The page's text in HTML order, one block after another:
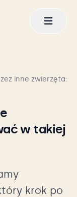
inne zwierzęta:
w takiej
krok po